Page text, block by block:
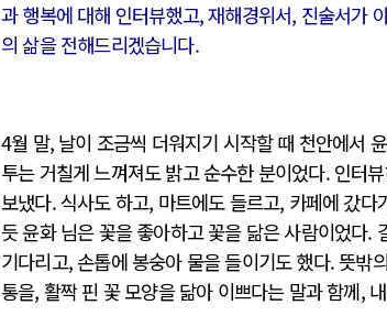
과 행복에 대해 인터뷰했고, 재해경위서, 진술서가
의 삶을 전해드리겠습니다.
4월 말, 날이 조금씩 더워지기 시작할 때 천안에서
투는 거칠게 느껴져도 밝고 순수한 분이었다. 인터
보냈다. 식사도 하고, 마트에도 들르고, 카페에 갔
듯 윤화 님은 꽃을 좋아하고 꽃을 닮은 사람이었다.
기다리고, 손톱에 봉숭아 물을 들이기도 했다. 뜻밖
통을, 활짝 핀 꽃 모양을 닮아 이쁘다는 말과 함께,
전쟁의 추상화: 우크라이나, 대리전의 역..
EU·우크라이나 드론 협력 직후, 러시아..
나토, 우크라 군사지원 2027년까지 공..
우크라이나, 덴마크, 에스토니아, 네덜란..
러·우크라, 대규모 공습 주고받아…민간 ..